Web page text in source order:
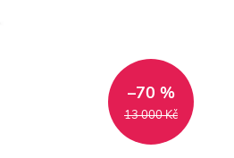
13 000 Kč
–70 %